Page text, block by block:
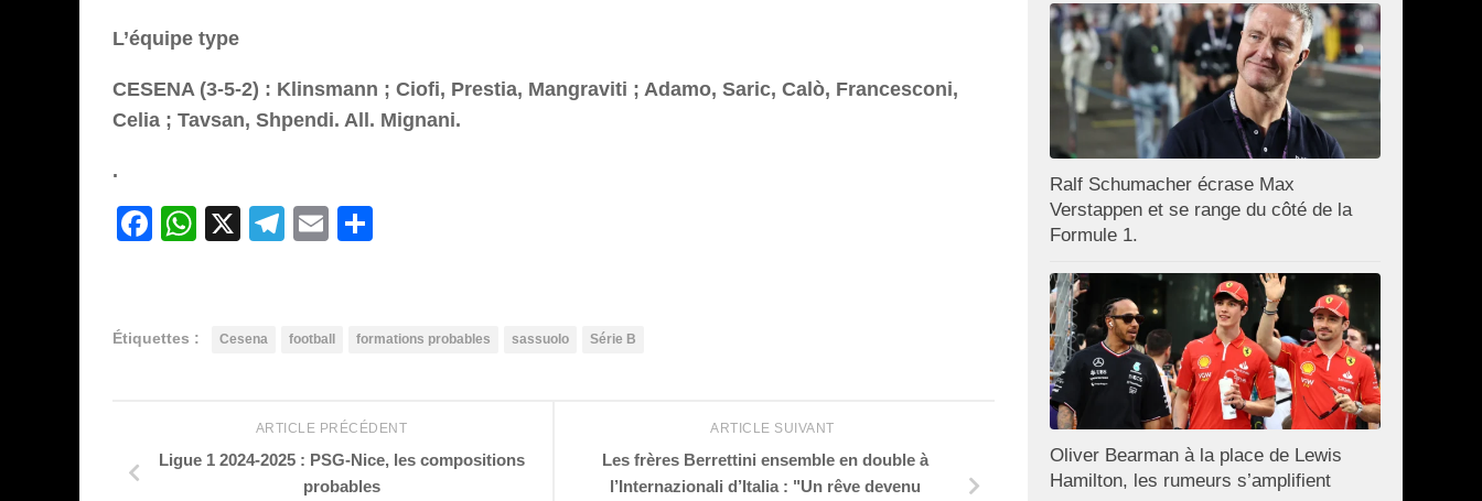
L’équipe type
CESENA (3-5-2) : Klinsmann ; Ciofi, Prestia, Mangraviti ; Adamo, Saric, Calò, Francesconi,
Celia ; Tavsan, Shpendi. All. Mignani.
.
Facebook
WhatsApp
X Telegram
Email
Étiquettes : Cesena football formations probables sassuolo Série B
ARTICLE SUIVANT
Les frères Berrettini ensemble en double à
l’Internazionali d’Italia : "Un rêve devenu
ARTICLE PRÉCÉDENT
Ligue 1 2024-2025 : PSG-Nice, les compositions
probables
Ralf Schumacher écrase Max
Verstappen et se range du côté de la
Formule 1.
Oliver Bearman à la place de Lewis
Hamilton, les rumeurs s’amplifient